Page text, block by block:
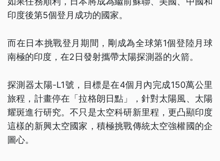
印度後第5個登月成功的國家。
而在日本挑戰登月期間，剛成為全球第1個登陸月球
南極的印度，在2日發射攜帶太陽探測器的火箭。
探測器太陽-L1號，目標是在4個月內完成150萬公里
旅程，計畫停在「拉格朗日點」，針對太陽風、太陽
耀斑進行研究。不只是太空科研新里程，更凸顯印度
這樣的新興太空國家，積極挑戰傳統太空強權國的企
圖心。